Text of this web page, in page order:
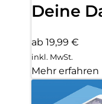
Deine
ab 19,99 €
inkl. MwSt.
Mehr erfahren